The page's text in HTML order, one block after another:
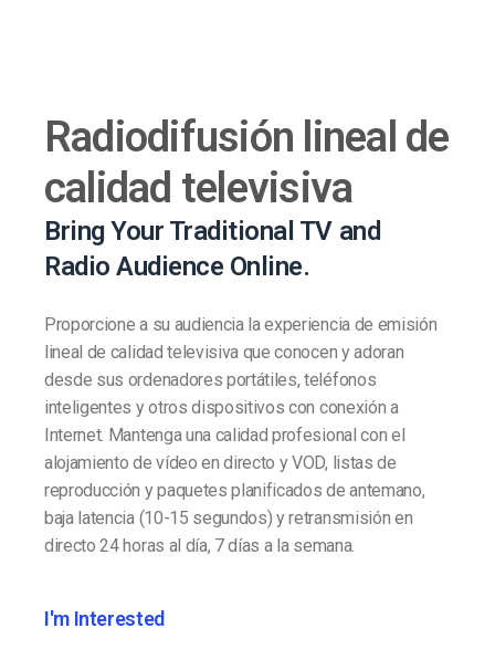
Radiodifusión lineal de
calidad televisiva
Bring Your Traditional TV and
Radio Audience Online.
Proporcione a su audiencia la experiencia de emisión
lineal de calidad televisiva que conocen y adoran
desde sus ordenadores portátiles, teléfonos
inteligentes y otros dispositivos con conexión a
Internet. Mantenga una calidad profesional con el
alojamiento de vídeo en directo y VOD, listas de
reproducción y paquetes planificados de antemano,
baja latencia (10-15 segundos) y retransmisión en
directo 24 horas al día, 7 días a la semana.
I'm Interested